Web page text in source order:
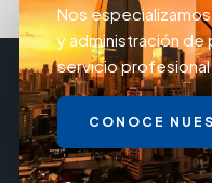
Nos
y administración de
servicio
CONOCE